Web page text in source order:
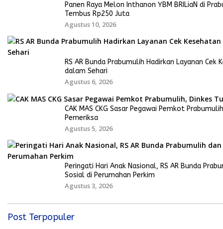
Panen Raya Melon Inthanon YBM BRILiaN di
Tembus Rp250 Juta
Agustus 10, 2026
RS AR Bunda Prabumulih Hadirkan Layanan
dalam Sehari
Agustus 6, 2026
CAK MAS CKG Sasar Pegawai Pemkot
Pemeriksa
Agustus 5, 2026
Peringati Hari Anak Nasional, RS AR Bunda
Sosial di Perumahan Perkim
Agustus 3, 2026
Post Terpopuler